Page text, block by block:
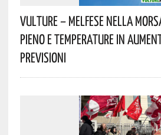
Vulture – Melfese Nella
Pieno E Temperature In
Previsioni